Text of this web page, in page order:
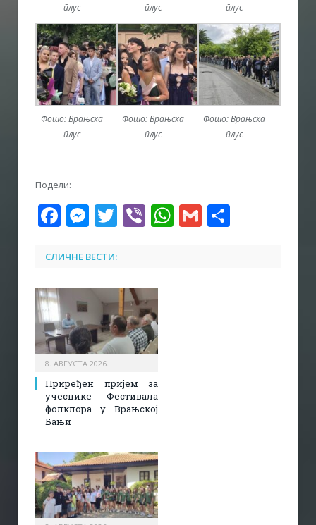
плус
плус
плус
Фото: Врањска
плус
Фото: Врањска
плус
Фото: Врањска
плус
Подели:
Facebook
Messenger
Twitter
ViberWhatsApp
Gmail
СЛИЧНЕ ВЕСТИ:
8. АВГУСТА 2026.
Приређен пријем за
учеснике Фестивала
фолклора у Врањској
Бањи